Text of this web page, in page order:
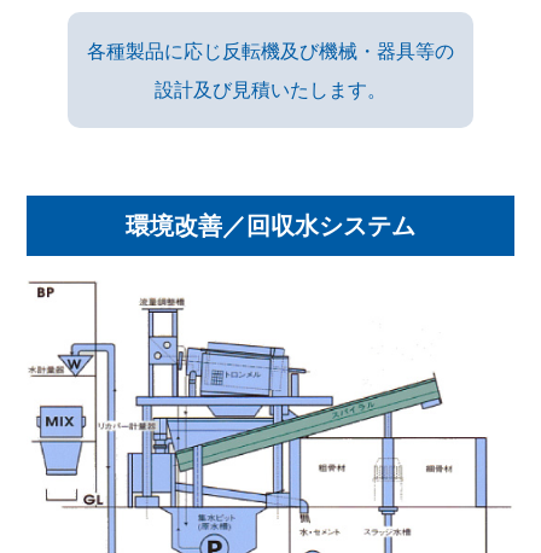
各種製品に応じ反転機及び機械・器具等の
設計及び見積いたします。
環境改善／回収水システム